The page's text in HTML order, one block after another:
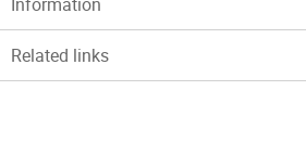
Related links